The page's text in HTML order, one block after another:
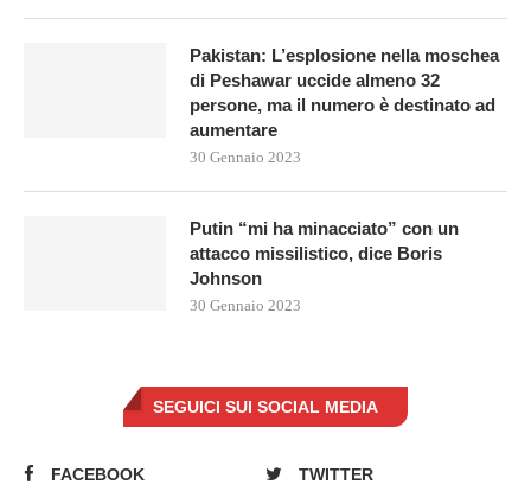
Pakistan: L’esplosione nella moschea
di Peshawar uccide almeno 32
persone, ma il numero è destinato ad
aumentare
30 Gennaio 2023
Putin “mi ha minacciato” con un
attacco missilistico, dice Boris
Johnson
30 Gennaio 2023
SEGUICI SUI SOCIAL MEDIA
FACEBOOK
TWITTER